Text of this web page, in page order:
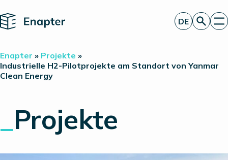
Home
Technologie
Produkte
Über uns
Insights
Investor Relations
DE
Enapter » Projekte »
Industrielle H2-Pilotprojekte am Standort von Yanmar
Clean Energy
Projekte